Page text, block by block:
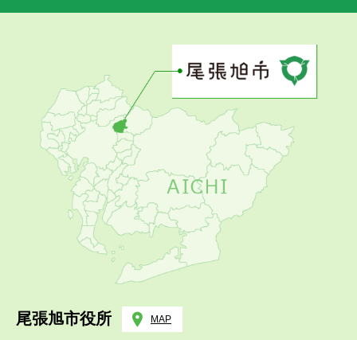
尾張旭市役所 MAP